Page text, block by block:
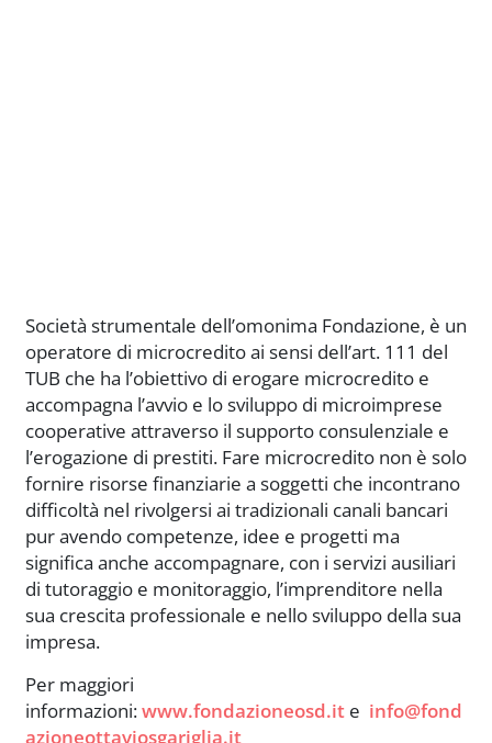
Società strumentale dell’omonima Fondazione, è un
operatore di microcredito ai sensi dell’art. 111 del
TUB che ha l’obiettivo di erogare microcredito e
accompagna l’avvio e lo sviluppo di microimprese
cooperative attraverso il supporto consulenziale e
l’erogazione di prestiti. Fare microcredito non è solo
fornire risorse finanziarie a soggetti che incontrano
difficoltà nel rivolgersi ai tradizionali canali bancari
pur avendo competenze, idee e progetti ma
significa anche accompagnare, con i servizi ausiliari
di tutoraggio e monitoraggio, l’imprenditore nella
sua crescita professionale e nello sviluppo della sua
impresa.
Per maggiori
informazioni:www.fondazioneosd.ite info@fond
azioneottaviosgariglia.it